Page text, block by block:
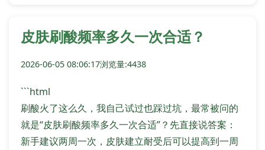
皮肤刷酸频率多久一次合适？
2026-06-05 08:06:17浏览量:4438
```html
刷酸火了这么久，我自己试过也踩过坑，最常被问的
就是“皮肤刷酸频率多久一次合适”？先直接说答案：
新手建议两周一次，皮肤建立耐受后可以提高到一周